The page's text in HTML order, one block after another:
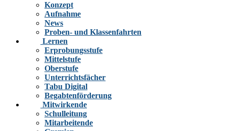
Konzept
Aufnahme
News
Proben- und Klassenfahrten
Lernen
Erprobungsstufe
Mittelstufe
Oberstufe
Unterrichtsfächer
Tabu Digital
Begabtenförderung
Mitwirkende
Schulleitung
Mitarbeitende